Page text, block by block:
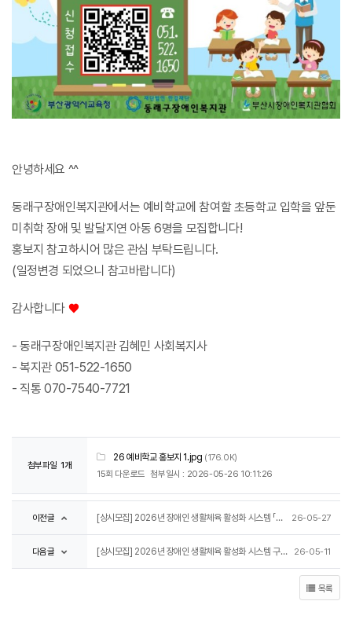
안녕하세요 ^^
동래구장애인복지관에서는 예비학교에 참여할 초등학교 입학을 앞둔
미취학 장애 및 발달지연 아동 6명을 모집합니다!
홍보지 참고하시어 많은 관심 부탁드립니다.
(일정변경 되었으니 참고바랍니다)
감사합니다 ♥
- 동래구장애인복지관 김혜민 사회복지사
- 복지관 051-522-1650
- 직통 070-7540-7721
첨부파일 1개
26 예비학교 홍보지 1.jpg (176.0K)
15회 다운로드 첨부일시 : 2026-05-26 10:11:26
이전글 [상시모집] 2026년 장애인 생활체육 활성화 시스템 「튼튼이음」과 함께 운동을 시작할 참여자 모집 26-05-27
다음글 [상시모집] 2026년 장애인 생활체육 활성화 시스템 구축사업 「튼튼이음」운동메이트 모집 26-05-11
목록